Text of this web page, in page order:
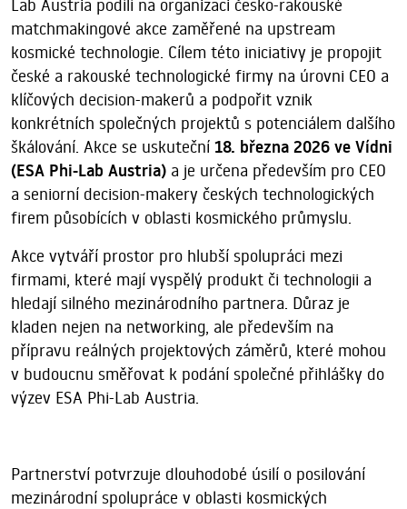
Lab Austria podílí na organizaci česko-rakouské
matchmakingové akce zaměřené na upstream
kosmické technologie. Cílem této iniciativy je propojit
české a rakouské technologické firmy na úrovni CEO a
klíčových decision-makerů a podpořit vznik
konkrétních společných projektů s potenciálem dalšího
škálování. Akce se uskuteční 18. března 2026 ve Vídni
(ESA Phi-Lab Austria) a je určena především pro CEO
a seniorní decision-makery českých technologických
firem působících v oblasti kosmického průmyslu.
Akce vytváří prostor pro hlubší spolupráci mezi
firmami, které mají vyspělý produkt či technologii a
hledají silného mezinárodního partnera. Důraz je
kladen nejen na networking, ale především na
přípravu reálných projektových záměrů, které mohou
v budoucnu směřovat k podání společné přihlášky do
výzev ESA Phi-Lab Austria.
Partnerství potvrzuje dlouhodobé úsilí o posilování
mezinárodní spolupráce v oblasti kosmických